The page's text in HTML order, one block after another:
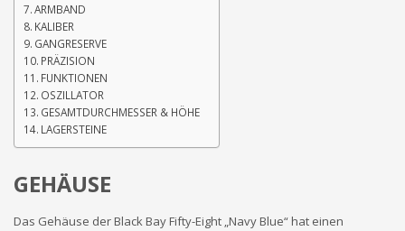
ARMBAND
KALIBER
GANGRESERVE
PRÄZISION
FUNKTIONEN
OSZILLATOR
GESAMTDURCHMESSER & HÖHE
LAGERSTEINE
GEHÄUSE
Das Gehäuse der Black Bay Fifty-Eight „Navy Blue“ hat einen